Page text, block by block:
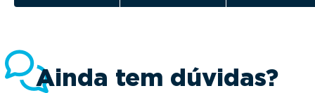
Ainda tem dúvidas?